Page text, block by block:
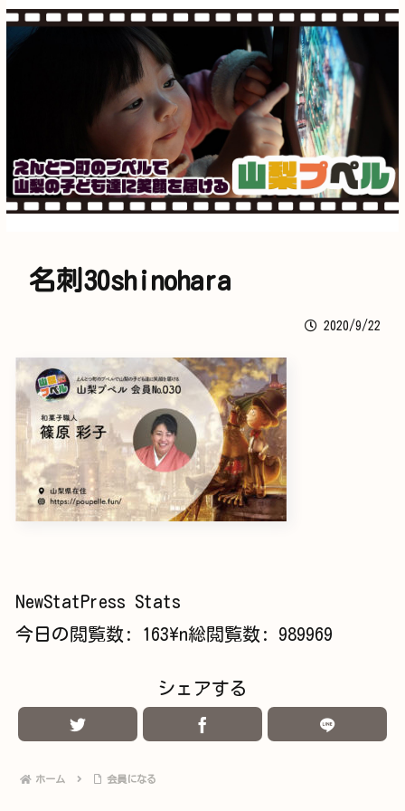
名刺30shinohara
2020/9/22
NewStatPress Stats
今日の閲覧数: 163\n総閲覧数: 989969
シェアする
ホーム 会員になる